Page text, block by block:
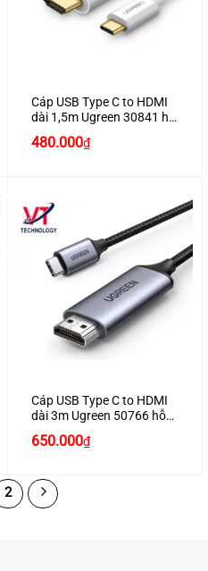
Cáp USB Type C to HDMI
dài 1,5m Ugreen 30841 hỗ
trợ 4K2K
480.000₫
Cáp USB Type C to HDMI
dài 3m Ugreen 50766 hỗ
650.000₫
2